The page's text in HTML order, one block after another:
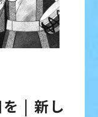
| 新し